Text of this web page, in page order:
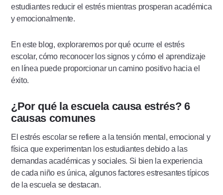
estudiantes reducir el estrés mientras prosperan académica
y emocionalmente.
En este blog, exploraremos por qué ocurre el estrés
escolar, cómo reconocer los signos y cómo el aprendizaje
en línea puede proporcionar un camino positivo hacia el
éxito.
¿Por qué la escuela causa estrés? 6
causas comunes
El estrés escolar se refiere a la tensión mental, emocional y
física que experimentan los estudiantes debido a las
demandas académicas y sociales. Si bien la experiencia
de cada niño es única, algunos factores estresantes típicos
de la escuela se destacan.